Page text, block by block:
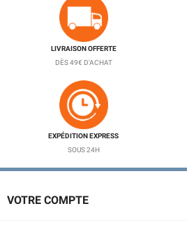
LIVRAISON OFFERTE
DÈS 49€ D'ACHAT
EXPÉDITION EXPRESS
SOUS 24H
VOTRE COMPTE